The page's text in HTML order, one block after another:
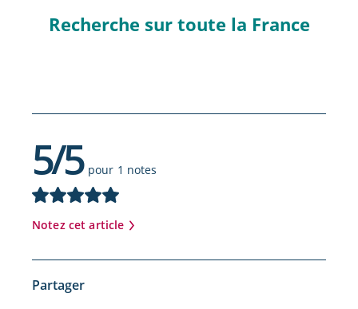
Recherche sur toute la France
5/5pour 1 notes
Notez cet article
Partager